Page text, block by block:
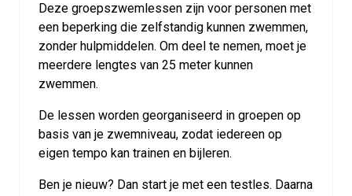
Deze groepszwemlessen zijn voor personen met
een beperking die zelfstandig kunnen zwemmen,
zonder hulpmiddelen. Om deel te nemen, moet je
meerdere lengtes van 25 meter kunnen
zwemmen.
De lessen worden georganiseerd in groepen op
basis van je zwemniveau, zodat iedereen op
eigen tempo kan trainen en bijleren.
Ben je nieuw? Dan start je met een testles. Daarna